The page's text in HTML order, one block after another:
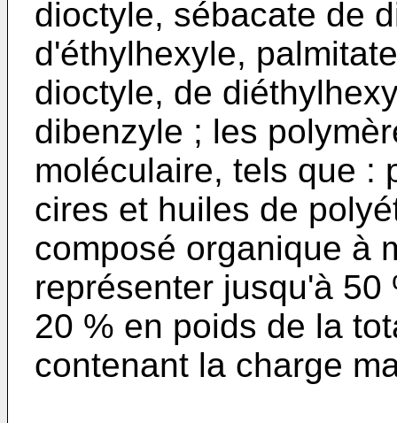
dioctyle, sébacate de
d'éthylhexyle,
dioctyle, de
dibenzyle ; les
moléculaire, tels que :
cires et huiles de
composé organique à
représenter jusqu'à
20 % en poids de la
contenant la charge